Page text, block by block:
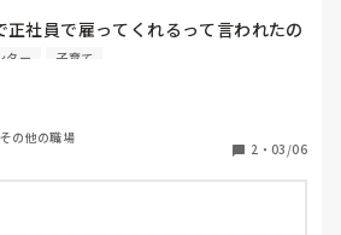
社員で雇ってくれるって言われたの
ルでやはりパートでの採用でないと難
でも確認してみると、「あれだった
も大丈夫ですよ…」との返答。他に
てるんで、、。引っ越しなどもあるの
等も進めていただけに涙が止まりませ
ター 子育て
の他の職場
2 ・ 03/06